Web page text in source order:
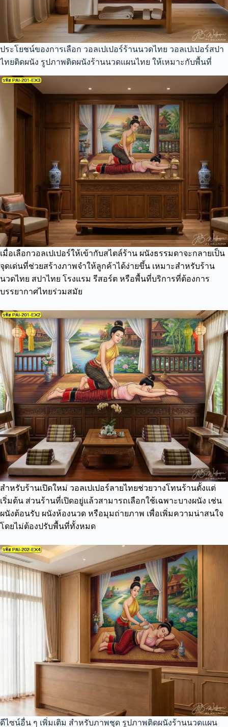
ประโยชน์ของการเลือก วอลเปเปอร์ร้านนวดไทย วอลเปเปอร์สปา
ไทยติดผนัง รูปภาพติดผนังร้านนวดแผนไทย ให้เหมาะกับพื้นที่
เมื่อเลือกวอลเปเปอร์ให้เข้ากับสไตล์ร้าน ผนังธรรมดาจะกลายเป็น
จุดเด่นที่ช่วยสร้างภาพจำให้ลูกค้าได้ง่ายขึ้น เหมาะสำหรับร้าน
นวดไทย สปาไทย โรงแรม รีสอร์ต หรือพื้นที่บริการที่ต้องการ
บรรยากาศไทยร่วมสมัย
สำหรับร้านเปิดใหม่ วอลเปเปอร์ลายไทยช่วยวางโทนร้านตั้งแต่
เริ่มต้น ส่วนร้านที่เปิดอยู่แล้วสามารถเลือกใช้เฉพาะบางผนัง เช่น
ผนังต้อนรับ ผนังห้องนวด หรือมุมถ่ายภาพ เพื่อเพิ่มความน่าสนใจ
โดยไม่ต้องปรับพื้นที่ทั้งหมด
ดีไซน์อื่น ๆ เพิ่มเติม สำหรับภาพชุด รูปภาพติดผนังร้านนวดแผน